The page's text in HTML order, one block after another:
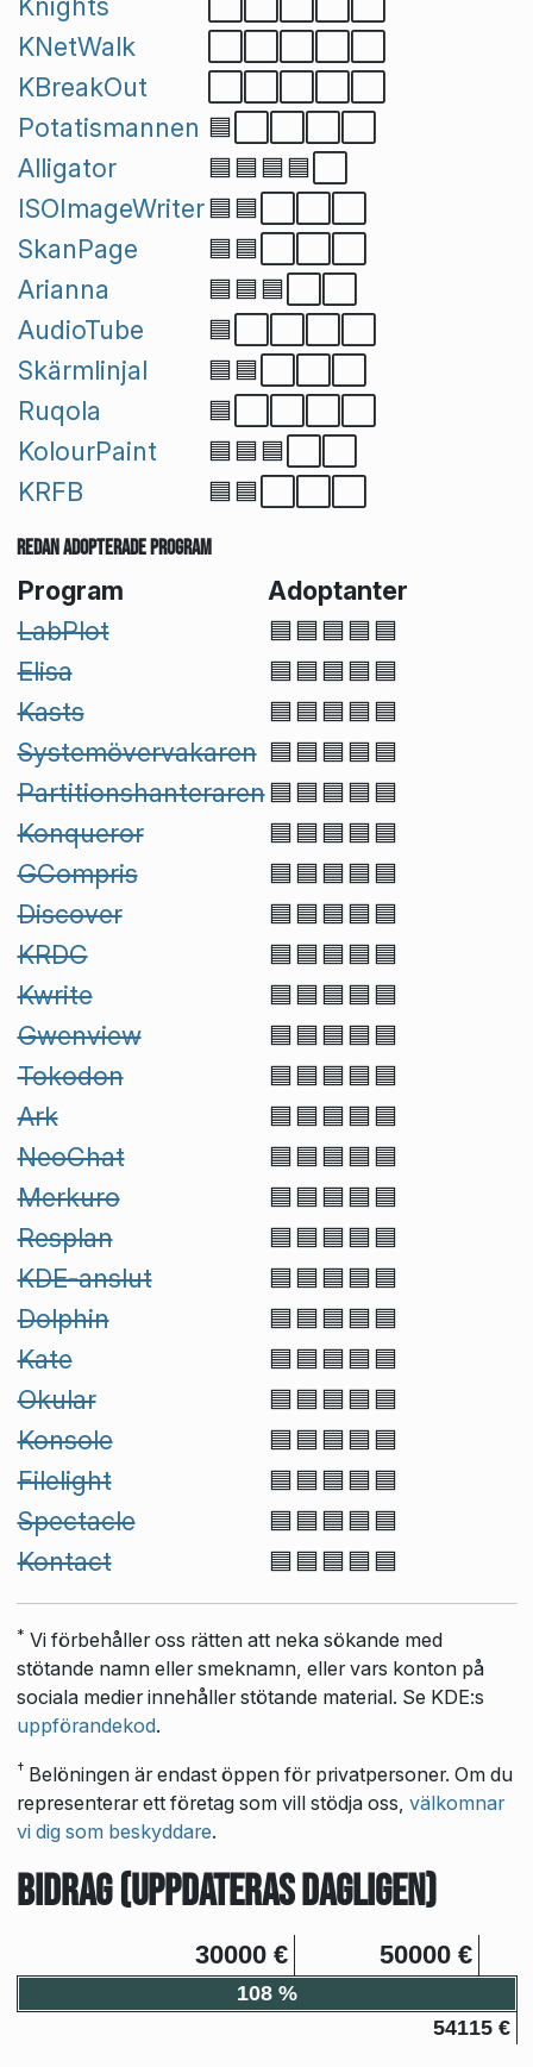
KNetWalk
KBreakOut
Potatismannen 🟦⬜⬜⬜⬜
Alligator
🟦🟦🟦🟦⬜
ISOImageWriter🟦🟦⬜⬜⬜
SkanPage
🟦🟦⬜⬜⬜
Arianna
🟦🟦🟦⬜⬜
AudioTube
🟦⬜⬜⬜⬜
Skärmlinjal
🟦🟦⬜⬜⬜
Ruqola
🟦⬜⬜⬜⬜
KolourPaint
🟦🟦🟦⬜⬜
KRFB
🟦🟦⬜⬜⬜
Redan adopterade program
Program
Adoptanter
LabPlot
🟦🟦🟦🟦🟦
Elisa
🟦🟦🟦🟦🟦
Kasts
🟦🟦🟦🟦🟦
Systemövervakaren 🟦🟦🟦🟦🟦
Partitionshanteraren🟦🟦🟦🟦🟦
Konqueror
🟦🟦🟦🟦🟦
GCompris
🟦🟦🟦🟦🟦
Discover
🟦🟦🟦🟦🟦
KRDC
🟦🟦🟦🟦🟦
Kwrite
🟦🟦🟦🟦🟦
Gwenview
🟦🟦🟦🟦🟦
Tokodon
🟦🟦🟦🟦🟦
Ark
🟦🟦🟦🟦🟦
NeoChat
🟦🟦🟦🟦🟦
Merkuro
🟦🟦🟦🟦🟦
Resplan
🟦🟦🟦🟦🟦
KDE-anslut
🟦🟦🟦🟦🟦
Dolphin
🟦🟦🟦🟦🟦
Kate
🟦🟦🟦🟦🟦
Okular
🟦🟦🟦🟦🟦
Konsole
🟦🟦🟦🟦🟦
Filelight
🟦🟦🟦🟦🟦
Spectacle
🟦🟦🟦🟦🟦
Kontact
🟦🟦🟦🟦🟦
* Vi förbehåller oss rätten att neka sökande med
stötande namn eller smeknamn, eller vars konton på
sociala medier innehåller stötande material. Se KDE:s
uppförandekod.
†Belöningen är endast öppen för privatpersoner. Om du
representerar ett företag som vill stödja oss, välkomnar
vi dig som beskyddare.
Bidrag (uppdateras dagligen)
30000 € 50000 €
108 %
54115 €